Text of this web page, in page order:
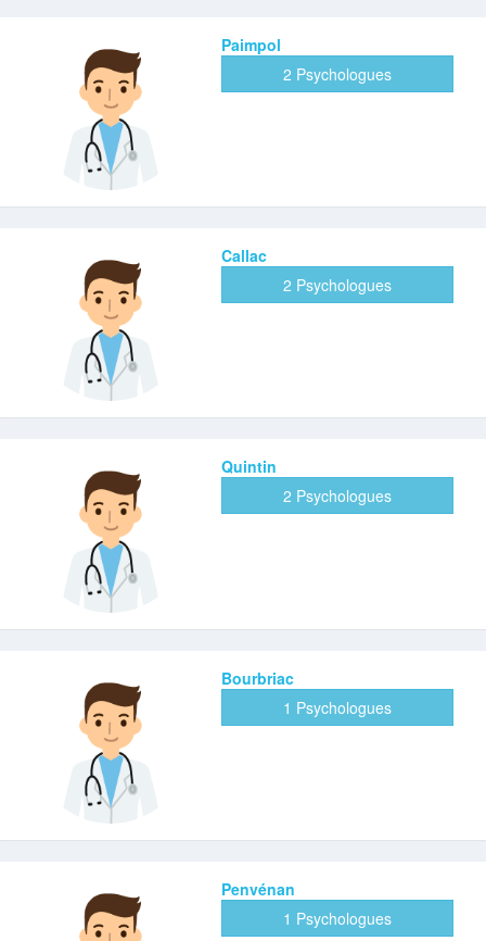
Paimpol
2 Psychologues
Callac
2 Psychologues
Quintin
2 Psychologues
Bourbriac
1 Psychologues
Penvénan
1 Psychologues